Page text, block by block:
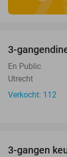
3-
En Public
Utrecht
Verkocht: 112
3-gangen